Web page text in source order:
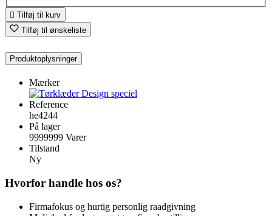
 Tilføj til kurv
Tilføj til ønskeliste
Produktoplysninger
Mærker
Reference
he4244
På lager
9999999 Varer
Tilstand
Ny
Hvorfor handle hos os?
Firmafokus og hurtig personlig raadgivning